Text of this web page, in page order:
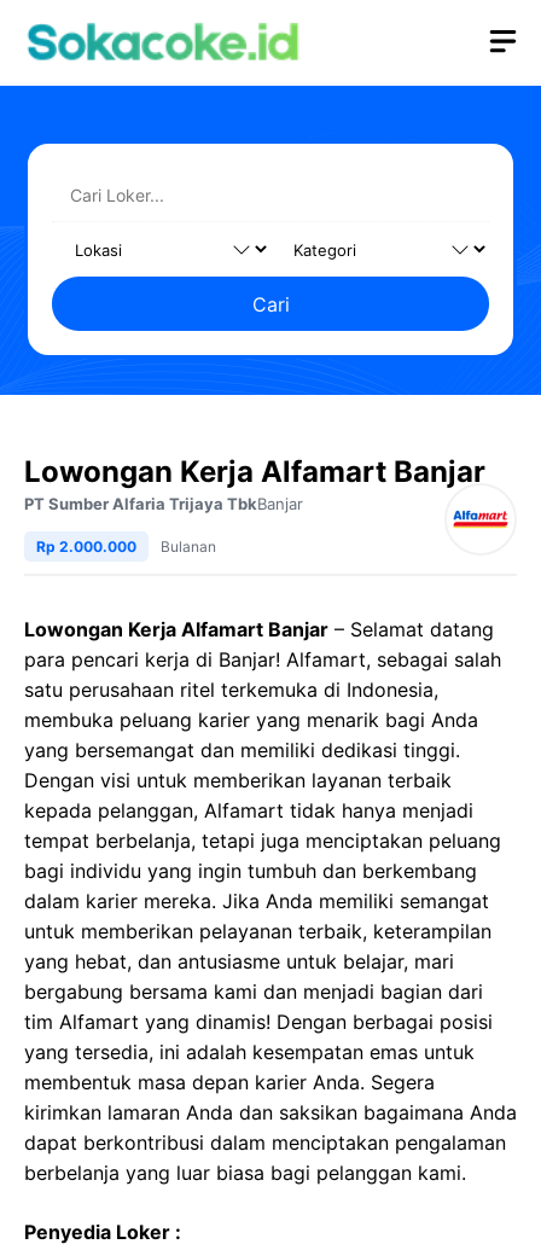
Cari
Lowongan Kerja Alfamart Banjar
PT Sumber Alfaria Trijaya TbkBanjar
Rp 2.000.000 Bulanan
Lowongan Kerja Alfamart Banjar – Selamat datang
para pencari kerja di Banjar! Alfamart, sebagai salah
satu perusahaan ritel terkemuka di Indonesia,
membuka peluang karier yang menarik bagi Anda
yang bersemangat dan memiliki dedikasi tinggi.
Dengan visi untuk memberikan layanan terbaik
kepada pelanggan, Alfamart tidak hanya menjadi
tempat berbelanja, tetapi juga menciptakan peluang
bagi individu yang ingin tumbuh dan berkembang
dalam karier mereka. Jika Anda memiliki semangat
untuk memberikan pelayanan terbaik, keterampilan
yang hebat, dan antusiasme untuk belajar, mari
bergabung bersama kami dan menjadi bagian dari
tim Alfamart yang dinamis! Dengan berbagai posisi
yang tersedia, ini adalah kesempatan emas untuk
membentuk masa depan karier Anda. Segera
kirimkan lamaran Anda dan saksikan bagaimana Anda
dapat berkontribusi dalam menciptakan pengalaman
berbelanja yang luar biasa bagi pelanggan kami.
Penyedia Loker :